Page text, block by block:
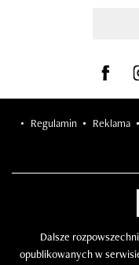
Visit us
Regulamin Reklama
Dalsze
opublikowanych w